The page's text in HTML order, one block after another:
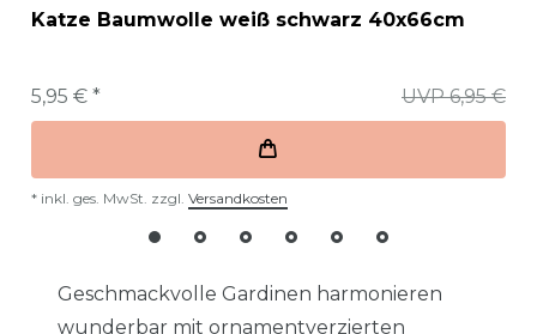
Katze Baumwolle weiß schwarz 40x66cm
UVP 6,95 €
5,95 € *
* inkl. ges. MwSt. zzgl. Versandkosten
Geschmackvolle Gardinen harmonieren
wunderbar mit ornamentverzierten